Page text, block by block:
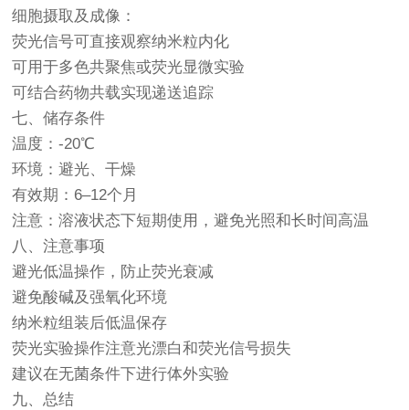
细胞摄取及成像：
荧光信号可直接观察纳米粒内化
可用于多色共聚焦或荧光显微实验
可结合药物共载实现递送追踪
七、储存条件
温度：-20℃
环境：避光、干燥
有效期：6–12个月
注意：溶液状态下短期使用，避免光照和长时间高温
八、注意事项
避光低温操作，防止荧光衰减
避免酸碱及强氧化环境
纳米粒组装后低温保存
荧光实验操作注意光漂白和荧光信号损失
建议在无菌条件下进行体外实验
九、总结